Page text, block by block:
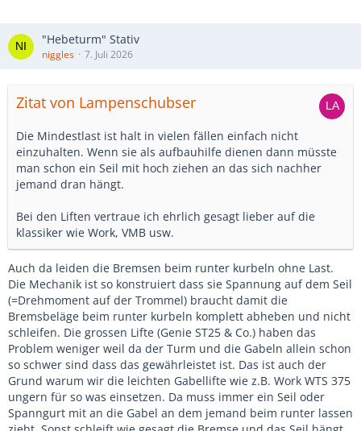
"Hebeturm" Stativ
niggles 7. Juli 2026
Zitat von Lampenschubser
Die Mindestlast ist halt in vielen fällen einfach nicht
einzuhalten. Wenn sie als aufbauhilfe dienen dann müsste
man schon ein Seil mit hoch ziehen an das sich nachher
jemand dran hängt.
Bei den Liften vertraue ich ehrlich gesagt lieber auf die
klassiker wie Work, VMB usw.
Auch da leiden die Bremsen beim runter kurbeln ohne Last.
Die Mechanik ist so konstruiert dass sie Spannung auf dem Seil
(=Drehmoment auf der Trommel) braucht damit die
Bremsbeläge beim runter kurbeln komplett abheben und nicht
schleifen. Die grossen Lifte (Genie ST25 & Co.) haben das
Problem weniger weil da der Turm und die Gabeln allein schon
so schwer sind dass das gewährleistet ist. Das ist auch der
Grund warum wir die leichten Gabellifte wie z.B. Work WTS 375
ungern für so was einsetzen. Da muss immer ein Seil oder
Spanngurt mit an die Gabel an dem jemand beim runter lassen